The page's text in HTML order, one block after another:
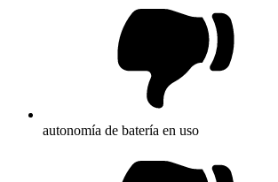
autonomía de batería en uso